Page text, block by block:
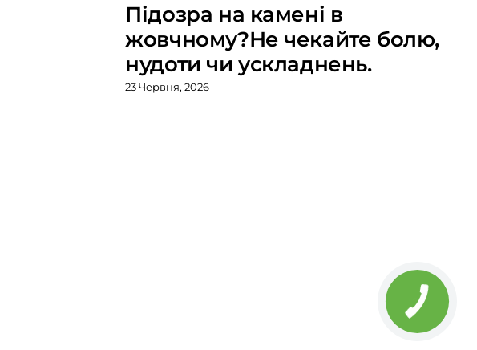
Підозра на камені в
жовчному?Не чекайте болю,
нудоти чи ускладнень.
23 Червня, 2026